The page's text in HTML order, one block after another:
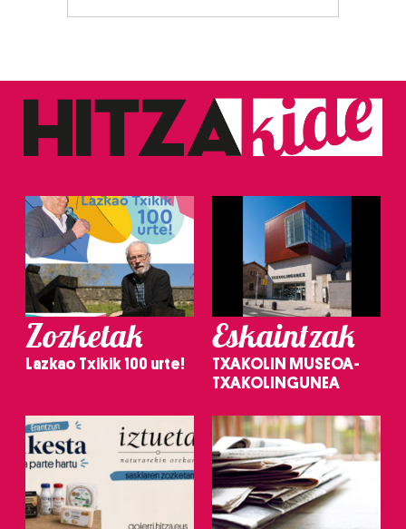
Zozketak
Lazkao Txikik 100 urte!
Eskaintzak
TXAKOLIN MUSEOA-
TXAKOLINGUNEA